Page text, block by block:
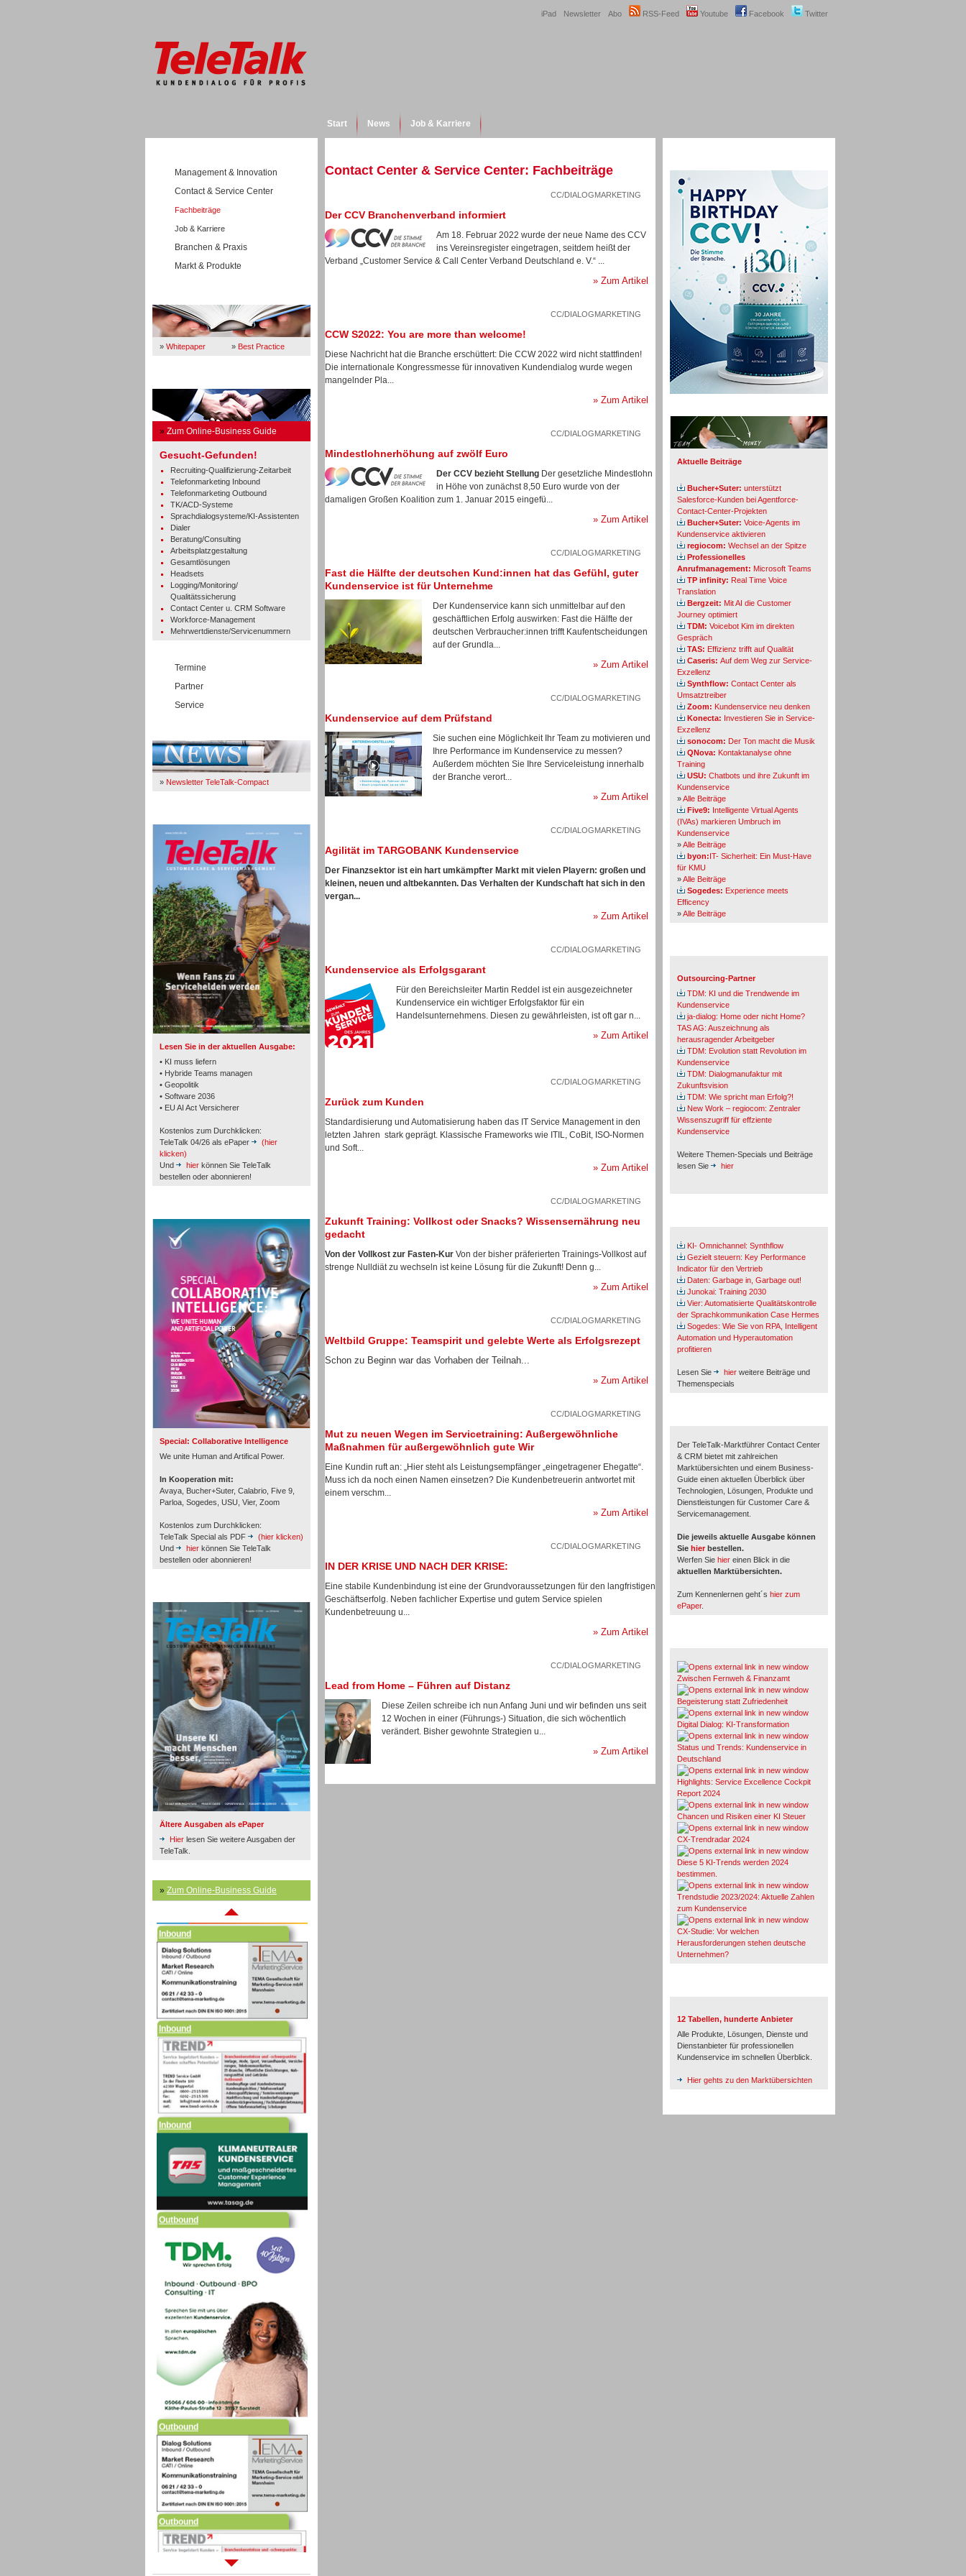
Twitter
Facebook
Youtube
RSS-Feed
Abo
Newsletter
iPad
Start News Job & Karriere
Management & Innovation
Contact & Service Center
Fachbeiträge
Job & Karriere
Branchen & Praxis
Markt & Produkte
» Whitepaper » Best Practice
» Zum Online-Business Guide
Gesucht-Gefunden!
Recruiting-Qualifizierung-Zeitarbeit
Telefonmarketing Inbound
Telefonmarketing Outbound
TK/ACD-Systeme
Sprachdialogsysteme/KI-Assistenten
Dialer
Beratung/Consulting
Arbeitsplatzgestaltung
Gesamtlösungen
Headsets
Logging/Monitoring/
Qualitätssicherung
Contact Center u. CRM Software
Workforce-Management
Mehrwertdienste/Servicenummern
Termine
Partner
Service
» Newsletter TeleTalk-Compact
Lesen Sie in der aktuellen Ausgabe:
• KI muss liefern
• Hybride Teams managen
• Geopolitik
• Software 2036
• EU AI Act Versicherer
Kostenlos zum Durchklicken:
TeleTalk 04/26 als ePaper
(hier
klicken)
Und
hier können Sie TeleTalk
bestellen oder abonnieren!
Special: Collaborative Intelligence
We unite Human and Artifical Power.
In Kooperation mit:
Avaya, Bucher+Suter, Calabrio, Five 9,
Parloa, Sogedes, USU, Vier, Zoom
Kostenlos zum Durchklicken:
TeleTalk Special als PDF
(hier klicken)
Und
hier können Sie TeleTalk
bestellen oder abonnieren!
Ältere Ausgaben als ePaper
Hier lesen Sie weitere Ausgaben der
TeleTalk.
» Zum Online-Business Guide
TK- und ACD-Systeme
Workforce-Management
Personal
Inbound
Inbound
Inbound
Inbound
Inbound
Outbound
Outbound
Outbound
Contact Center & Service Center: Fachbeiträge
CC/DIALOGMARKETING
Der CCV Branchenverband informiert
Am 18. Februar 2022 wurde der neue Name des CCV
ins Vereinsregister eingetragen, seitdem heißt der
Verband „Customer Service & Call Center Verband Deutschland e. V.“ ...
» Zum Artikel
CC/DIALOGMARKETING
CCW S2022: You are more than welcome!
Diese Nachricht hat die Branche erschüttert: Die CCW 2022 wird nicht stattfinden!
Die internationale Kongressmesse für innovativen Kundendialog wurde wegen
mangelnder Pla...
» Zum Artikel
CC/DIALOGMARKETING
Mindestlohnerhöhung auf zwölf Euro
Der CCV bezieht Stellung Der gesetzliche Mindestlohn
in Höhe von zunächst 8,50 Euro wurde von der
damaligen Großen Koalition zum 1. Januar 2015 eingefü...
» Zum Artikel
CC/DIALOGMARKETING
Fast die Hälfte der deutschen Kund:innen hat das Gefühl, guter
Kundenservice ist für Unternehme
Der Kundenservice kann sich unmittelbar auf den
geschäftlichen Erfolg auswirken: Fast die Hälfte der
deutschen Verbraucher:innen trifft Kaufentscheidungen
auf der Grundla...
» Zum Artikel
CC/DIALOGMARKETING
Kundenservice auf dem Prüfstand
Sie suchen eine Möglichkeit Ihr Team zu motivieren und
Ihre Performance im Kundenservice zu messen?
Außerdem möchten Sie Ihre Serviceleistung innerhalb
der Branche verort...
» Zum Artikel
CC/DIALOGMARKETING
Agilität im TARGOBANK Kundenservice
Der Finanzsektor ist ein hart umkämpfter Markt mit vielen Playern: großen und
kleinen, neuen und altbekannten. Das Verhalten der Kundschaft hat sich in den
vergan...
» Zum Artikel
CC/DIALOGMARKETING
Kundenservice als Erfolgsgarant
Für den Bereichsleiter Martin Reddel ist ein ausgezeichneter
Kundenservice ein wichtiger Erfolgsfaktor für ein
Handelsunternehmens. Diesen zu gewährleisten, ist oft gar n...
» Zum Artikel
CC/DIALOGMARKETING
Zurück zum Kunden
Standardisierung und Automatisierung haben das IT Service Management in den
letzten Jahren stark geprägt. Klassische Frameworks wie ITIL, CoBit, ISO-Normen
und Soft...
» Zum Artikel
CC/DIALOGMARKETING
Zukunft Training: Vollkost oder Snacks? Wissensernährung neu
gedacht
Von der Vollkost zur Fasten-Kur Von der bisher präferierten Trainings-Vollkost auf
strenge Nulldiät zu wechseln ist keine Lösung für die Zukunft! Denn g...
» Zum Artikel
CC/DIALOGMARKETING
Weltbild Gruppe: Teamspirit und gelebte Werte als Erfolgsrezept
Schon zu Beginn war das Vorhaben der Teilnah...
» Zum Artikel
CC/DIALOGMARKETING
Mut zu neuen Wegen im Servicetraining: Außergewöhnliche
Maßnahmen für außergewöhnlich gute Wir
Eine Kundin ruft an: „Hier steht als Leistungsempfänger „eingetragener Ehegatte“.
Muss ich da noch einen Namen einsetzen? Die Kundenbetreuerin antwortet mit
einem verschm...
» Zum Artikel
CC/DIALOGMARKETING
IN DER KRISE UND NACH DER KRISE:
Eine stabile Kundenbindung ist eine der Grundvoraussetzungen für den langfristigen
Geschäftserfolg. Neben fachlicher Expertise und gutem Service spielen
Kundenbetreuung u...
» Zum Artikel
CC/DIALOGMARKETING
Lead from Home – Führen auf Distanz
Diese Zeilen schreibe ich nun Anfang Juni und wir befinden uns seit
12 Wochen in einer (Führungs-) Situation, die sich wöchentlich
verändert. Bisher gewohnte Strategien u...
» Zum Artikel
Aktuelle Beiträge
Bucher+Suter: unterstützt
Salesforce-Kunden bei Agentforce-
Contact-Center-Projekten
Bucher+Suter: Voice-Agents im
Kundenservice aktivieren
regiocom: Wechsel an der Spitze
Professionelles
Anrufmanagement: Microsoft Teams
TP infinity: Real Time Voice
Translation
Bergzeit: Mit AI die Customer
Journey optimiert
TDM: Voicebot Kim im direkten
Gespräch
TAS: Effizienz trifft auf Qualität
Caseris: Auf dem Weg zur Service-
Exzellenz
Synthflow: Contact Center als
Umsatztreiber
Zoom: Kundenservice neu denken
Konecta: Investieren Sie in Service-
Exzellenz
sonocom: Der Ton macht die Musik
QNova: Kontaktanalyse ohne
Training
USU: Chatbots und ihre Zukunft im
Kundenservice
»Alle Beiträge
Five9: Intelligente Virtual Agents
(IVAs) markieren Umbruch im
Kundenservice
»Alle Beiträge
byon:IT- Sicherheit: Ein Must-Have
für KMU
»Alle Beiträge
Sogedes: Experience meets
Efficency
»Alle Beiträge
Outsourcing-Partner
TDM: KI und die Trendwende im
Kundenservice
ja-dialog: Home oder nicht Home?
TAS AG: Auszeichnung als
herausragender Arbeitgeber
TDM: Evolution statt Revolution im
Kundenservice
TDM: Dialogmanufaktur mit
Zukunftsvision
TDM: Wie spricht man Erfolg?!
New Work – regiocom: Zentraler
Wissenszugriff für effziente
Kundenservice
Weitere Themen-Specials und Beiträge
lesen Sie
hier
KI- Omnichannel: Synthflow
Gezielt steuern: Key Performance
Indicator für den Vertrieb
Daten: Garbage in, Garbage out!
Junokai: Training 2030
Vier: Automatisierte Qualitätskontrolle
der Sprachkommunikation Case Hermes
Sogedes: Wie Sie von RPA, Intelligent
Automation und Hyperautomation
profitieren
Lesen Sie hier weitere Beiträge und
Themenspecials
Der TeleTalk-Marktführer Contact Center
& CRM bietet mit zahlreichen
Marktübersichten und einem Business-
Guide einen aktuellen Überblick über
Technologien, Lösungen, Produkte und
Dienstleistungen für Customer Care &
Servicemanagement.
Die jeweils aktuelle Ausgabe können
Sie hier bestellen.
Werfen Sie hier einen Blick in die
aktuellen Marktübersichten.
Zum Kennenlernen geht´s hier zum
ePaper.
Zwischen Fernweh & Finanzamt
Begeisterung statt Zufriedenheit
Digital Dialog: KI-Transformation
Status und Trends: Kundenservice in
Deutschland
Highlights: Service Excellence Cockpit
Report 2024
Chancen und Risiken einer KI Steuer
CX-Trendradar 2024
Diese 5 KI-Trends werden 2024
bestimmen.
Trendstudie 2023/2024: Aktuelle Zahlen
zum Kundenservice
CX-Studie: Vor welchen
Herausforderungen stehen deutsche
Unternehmen?
12 Tabellen, hunderte Anbieter
Alle Produkte, Lösungen, Dienste und
Dienstanbieter für professionellen
Kundenservice im schnellen Überblick.
Hier gehts zu den Marktübersichten